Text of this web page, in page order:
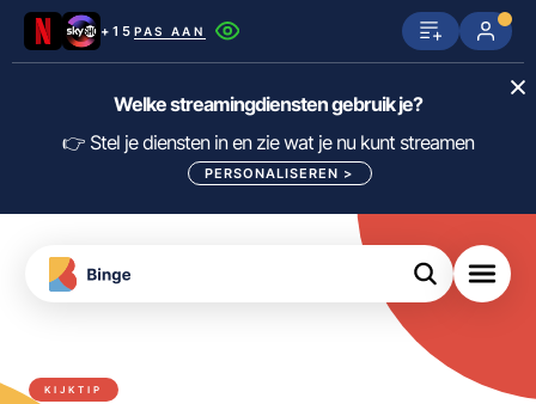
+15 PAS AAN
Netflix SkyShowtime Prime Video
Disney+ Videoland HBO Max
Viaplay Apple TV
KIJK
Welke streamingdiensten gebruik je?
👉 Stel je diensten in en zie wat je nu kunt streamen
PERSONALISEREN >
KIJKTIP